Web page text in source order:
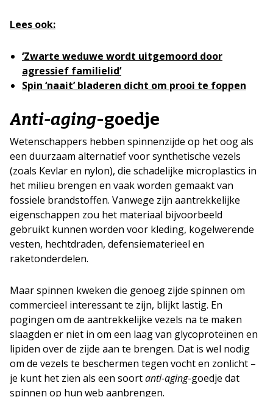
Lees ook:
‘Zwarte weduwe wordt uitgemoord door
agressief familielid’
Spin ‘naait’ bladeren dicht om prooi te foppen
Anti-aging-goedje
Wetenschappers hebben spinnenzijde op het oog als
een duurzaam alternatief voor synthetische vezels
(zoals Kevlar en nylon), die schadelijke microplastics in
het milieu brengen en vaak worden gemaakt van
fossiele brandstoffen. Vanwege zijn aantrekkelijke
eigenschappen zou het materiaal bijvoorbeeld
gebruikt kunnen worden voor kleding, kogelwerende
vesten, hechtdraden, defensiematerieel en
raketonderdelen.
Maar spinnen kweken die genoeg zijde spinnen om
commercieel interessant te zijn, blijkt lastig. En
pogingen om de aantrekkelijke vezels na te maken
slaagden er niet in om een laag van glycoproteïnen en
lipiden over de zijde aan te brengen. Dat is wel nodig
om de vezels te beschermen tegen vocht en zonlicht –
je kunt het zien als een soortanti-aging-goedje dat
spinnen op hun web aanbrengen.